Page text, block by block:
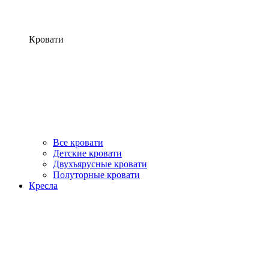
Кровати
Все кровати
Детские кровати
Двухъярусные кровати
Полуторные кровати
Кресла